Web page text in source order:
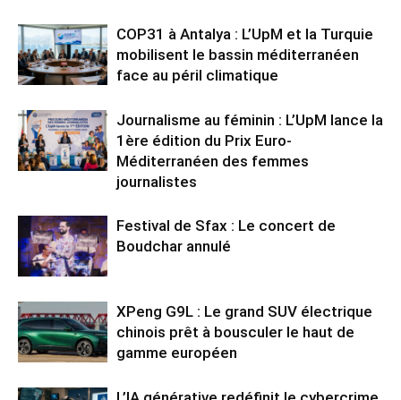
COP31 à Antalya : L’UpM et la Turquie
mobilisent le bassin méditerranéen
face au péril climatique
Journalisme au féminin : L’UpM lance la
1ère édition du Prix Euro-
Méditerranéen des femmes
journalistes
Festival de Sfax : Le concert de
Boudchar annulé
XPeng G9L : Le grand SUV électrique
chinois prêt à bousculer le haut de
gamme européen